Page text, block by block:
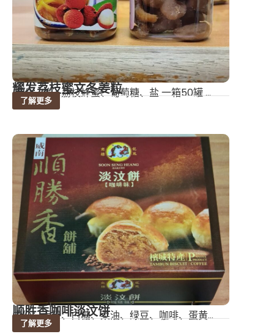
耀发荔枝蜜文冬姜粒
成份：姜、荔枝蜂蜜、葡萄糖、盐 一箱50罐 ...
了解更多
顺胜香咖啡淡汶饼
成份：面粉、白糖、菜油、绿豆、咖啡、蛋黄...
了解更多